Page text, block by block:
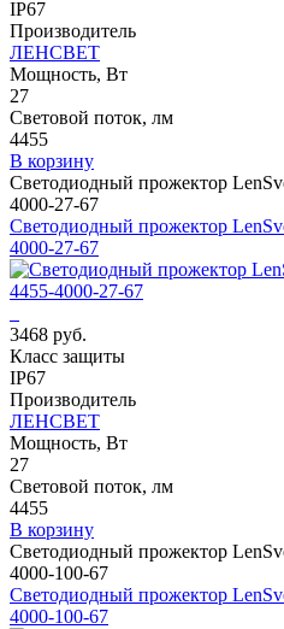
IP67
Производитель
ЛЕНСВЕТ
Мощность, Вт
27
Световой поток, лм
4455
В корзину
Светодиодный прожектор
4000-27-67
Светодиодный прожектор
4000-27-67
3468 руб.
Класс защиты
IP67
Производитель
ЛЕНСВЕТ
Мощность, Вт
27
Световой поток, лм
4455
В корзину
Светодиодный прожектор
4000-100-67
Светодиодный прожектор
4000-100-67